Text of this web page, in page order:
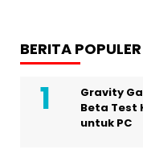
BERITA POPULER
Gravity
Beta Test
untuk PC